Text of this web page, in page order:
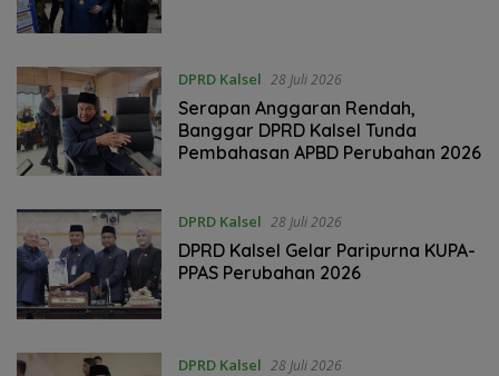
DPRD Kalsel 28 Juli 2026
Serapan Anggaran Rendah,
Banggar DPRD Kalsel Tunda
Pembahasan APBD Perubahan 2026
DPRD Kalsel 28 Juli 2026
DPRD Kalsel Gelar Paripurna KUPA-
PPAS Perubahan 2026
DPRD Kalsel 28 Juli 2026